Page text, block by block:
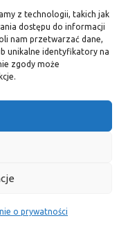
z technologii, takich jak
dostępu do informacji
nam przetwarzać dane,
unikalne identyfikatory na
zgody może
o prywatności
cm